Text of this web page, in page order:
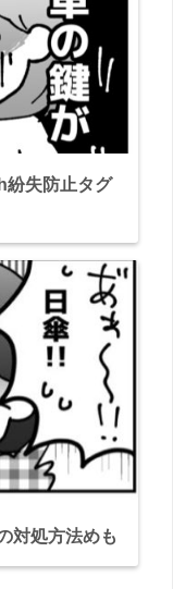
紛失防止タグ
対処方法めも